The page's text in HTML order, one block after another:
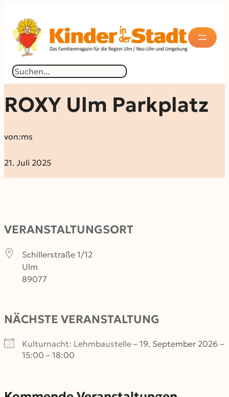
Suchen
ROXY Ulm Parkplatz
von:ms
21. Juli 2025
VERANSTALTUNGSORT
Schillerstraße 1/12
Ulm
89077
NÄCHSTE VERANSTALTUNG
Kulturnacht: Lehmbaustelle – 19. September 2026 –
15:00 – 18:00